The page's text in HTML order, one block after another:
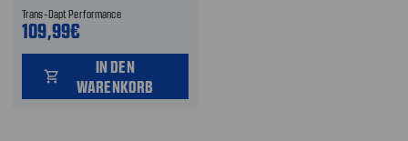
Trans-Dapt Performance
109,99€
shopping_cart
IN DEN
WARENKORB